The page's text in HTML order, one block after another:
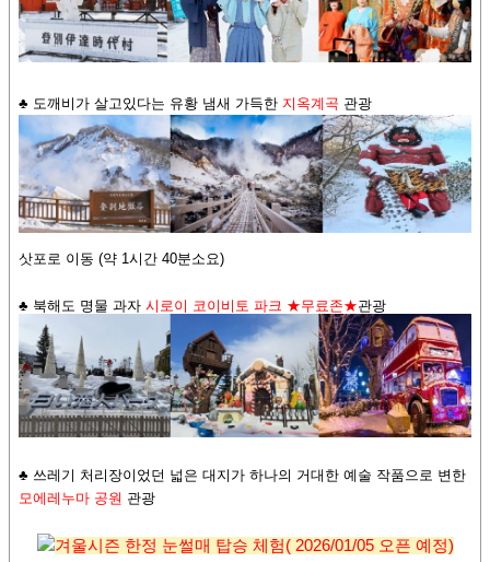
♣ 도깨비가 살고있다는 유황 냄새 가득한 지옥계곡 관광
삿포로 이동 (약 1시간 40분소요)
♣ 북해도 명물 과자 시로이 코이비토 파크 ★무료존★관광
♣ 쓰레기 처리장이었던 넓은 대지가 하나의 거대한 예술 작품으로 변한
모에레누마 공원 관광
겨울시즌 한정 눈썰매 탑승 체험( 2026/01/05 오픈 예정)